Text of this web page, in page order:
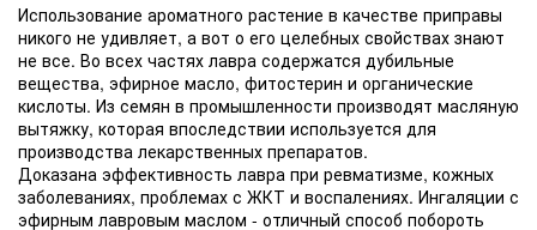
Использование ароматного растение в качестве приправы
никого не удивляет, а вот о его целебных свойствах знают
не все. Во всех частях лавра содержатся дубильные
вещества, эфирное масло, фитостерин и органические
кислоты. Из семян в промышленности производят масляную
вытяжку, которая впоследствии используется для
производства лекарственных препаратов.
Доказана эффективность лавра при ревматизме, кожных
заболеваниях, проблемах с ЖКТ и воспалениях. Ингаляции с
эфирным лавровым маслом - отличный способ побороть